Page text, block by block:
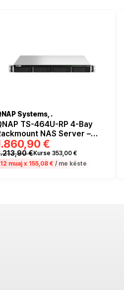
Systems, .
TS-464U-RP 4-Bay
NAS Server –
Celeron N5095, 4/8GB
2x 2.5GbE, Redundant
Supply
€
€Kurse 353,00 €
12 muaj x 155,08 € / me këste